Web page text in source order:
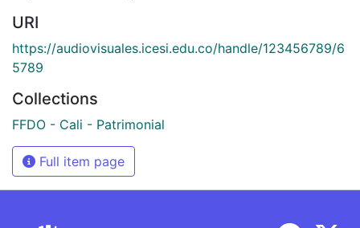
URI
https://audiovisuales.icesi.edu.co/handle/123456789/6
5789
Collections
FFDO - Cali - Patrimonial
Full item page